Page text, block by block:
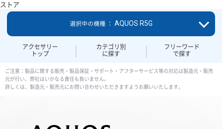
ストア
アクセサリー
トップ
カテゴリ別
に探す
フリーワード
で探す
選択中の機種 ： AQUOS R5G
ご注意：製品に関する販売・製品保証・サポート・アフターサービス等の対応は製造元・販売
元が行い、弊社はいかなる責任も負いません。
詳しくは、製造元・販売元にお問い合わせいただきますようお願いいたします。